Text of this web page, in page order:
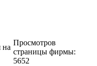
на
Просмотров
страницы фирмы:
5652